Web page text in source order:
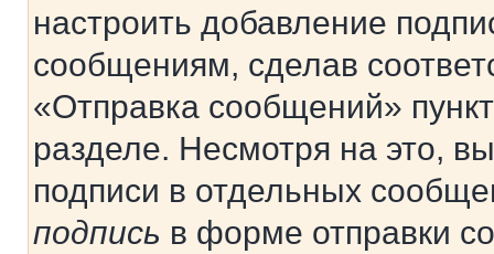
настроить добавление
сообщениям, сделав
«Отправка сообщений»
разделе. Несмотря на это,
подписи в отдельных
подпись в форме отправки